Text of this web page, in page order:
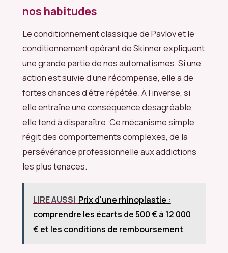
nos habitudes
Le conditionnement classique de Pavlov et le
conditionnement opérant de Skinner expliquent
une grande partie de nos automatismes. Si une
action est suivie d’une récompense, elle a de
fortes chances d’être répétée. À l’inverse, si
elle entraîne une conséquence désagréable,
elle tend à disparaître. Ce mécanisme simple
régit des comportements complexes, de la
persévérance professionnelle aux addictions
les plus tenaces.
LIRE AUSSI Prix d'une rhinoplastie :
comprendre les écarts de 500 € à 12 000
€ et les conditions de remboursement